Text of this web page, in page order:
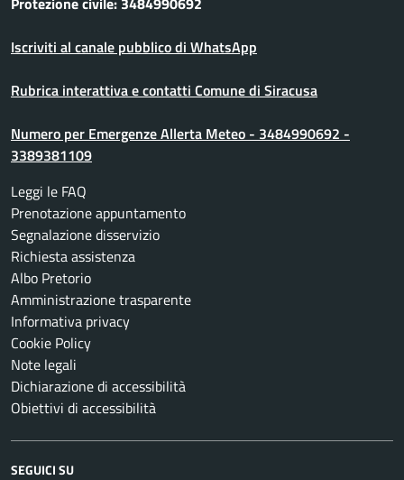
Iscriviti al canale pubblico di WhatsApp
Rubrica interattiva e contatti Comune di Siracusa
Numero per Emergenze Allerta Meteo - 3484990692 -
3389381109
Leggi le FAQ
Prenotazione appuntamento
Segnalazione disservizio
Richiesta assistenza
Albo Pretorio
Amministrazione trasparente
Informativa privacy
Cookie Policy
Note legali
Dichiarazione di accessibilità
Obiettivi di accessibilità
SEGUICI SU